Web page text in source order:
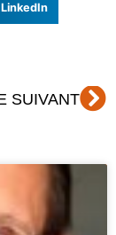
LinkedIn
SUIVANT